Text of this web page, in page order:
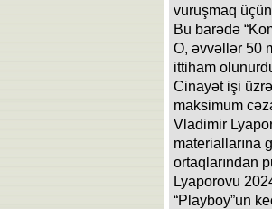
vuruşmaq
Bu barədə
O, əvvəllər 50
ittiham
Cinayət işi
maksimum
Vladimir
materiallarına
ortaqlarından
Lyaporovu
“Playboy”un